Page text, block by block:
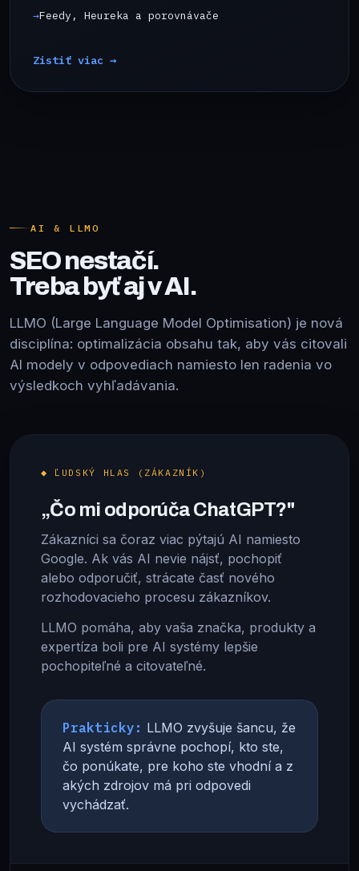
Feedy, Heureka a porovnávače
Zistiť viac →
AI & LLMO
SEO nestačí.
Treba byť aj v AI.
LLMO (Large Language Model Optimisation) je nová
disciplína: optimalizácia obsahu tak, aby vás citovali
AI modely v odpovediach namiesto len radenia vo
výsledkoch vyhľadávania.
◆ ĽUDSKÝ HLAS (ZÁKAZNÍK)
„Čo mi odporúča ChatGPT?"
Zákazníci sa čoraz viac pýtajú AI namiesto
Google. Ak vás AI nevie nájsť, pochopiť
alebo odporučiť, strácate časť nového
rozhodovacieho procesu zákazníkov.
LLMO pomáha, aby vaša značka, produkty a
expertíza boli pre AI systémy lepšie
pochopiteľné a citovateľné.
Prakticky: LLMO zvyšuje šancu, že
AI systém správne pochopí, kto ste,
čo ponúkate, pre koho ste vhodní a z
akých zdrojov má pri odpovedi
vychádzať.